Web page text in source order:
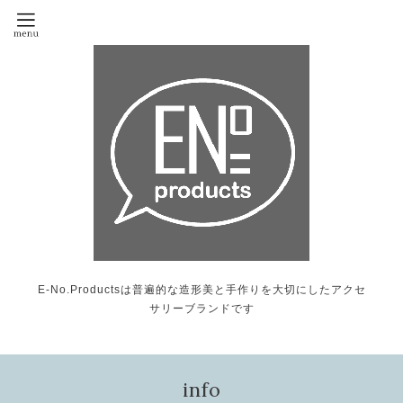
E-No.Productsは普遍的な造形美と手作りを大切にしたアクセ
サリーブランドです
info